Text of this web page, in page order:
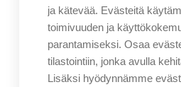
ja kätevää. Evästeitä
toimivuuden ja
parantamiseksi. Osaa
tilastointiin, jonka avulla
Lisäksi hyödynnämme